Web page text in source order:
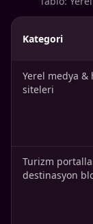
Kategori
Yerel medya &
siteleri
Turizm
destinasyon